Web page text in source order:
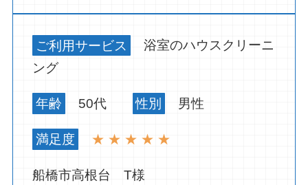
ご利用サービス
浴室のハウスクリーニ
ング
年齢 50代 性別 男性
満足度 ★ ★ ★ ★ ★
船橋市高根台 T様